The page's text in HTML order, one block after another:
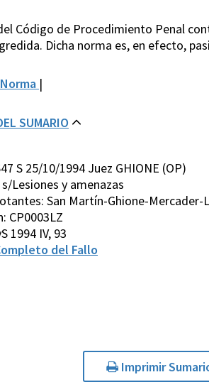
Código de Procedimiento Penal
Dicha norma es, en efecto,
|
SUMARIO
S 25/10/1994 Juez GHIONE (OP)
s/Lesiones y amenazas
San Martín-Ghione-Mercader-
CP0003LZ
1994 IV, 93
del Fallo
Imprimir